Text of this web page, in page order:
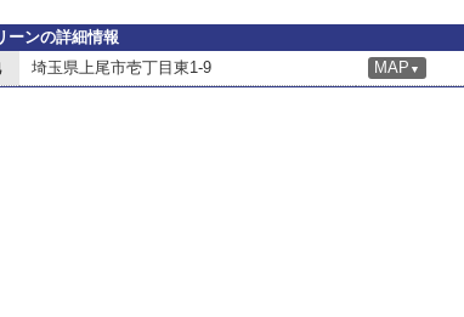
ーンの詳細情報
埼玉県上尾市壱丁目東1-9 MAP ▼